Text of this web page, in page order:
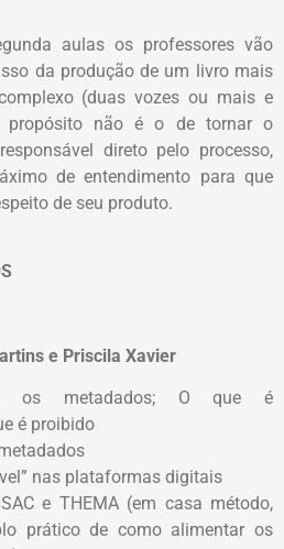
aulas os professores vão
da produção de um livro mais
(duas vozes ou mais e
propósito não é o de tornar o
direto pelo processo,
de entendimento para que
de seu produto.
e Priscila Xavier
os metadados; O que é
é proibido
nas plataformas digitais
e THEMA (em casa método,
prático de como alimentar os